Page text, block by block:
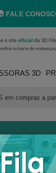
FALE
3D
em compras a
Fila é a maior
e
e